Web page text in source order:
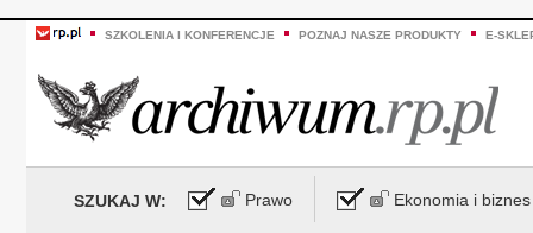
SZKOLENIA I KONFERENCJE POZNAJ NASZE PRODUKTY E-
SZUKAJ W: Prawo Ekonomia i biznes